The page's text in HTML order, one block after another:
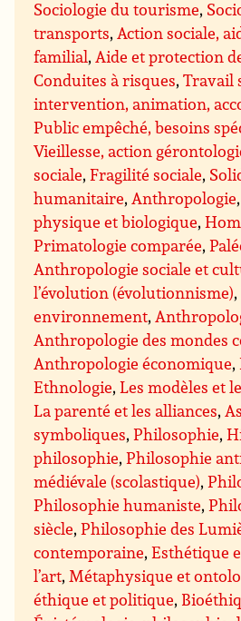
Sociologie du tourisme,
transports, Action sociale,
familial, Aide et protection
Conduites à risques,Travail
intervention, animation,
Public empêché, besoins
Vieillesse, action
sociale,Fragilité sociale,
humanitaire, Anthropologie,
physique et biologique,
Primatologie comparée,
Anthropologie sociale et
l’évolution (évolutionnisme),
environnement,
Anthropologie des mondes
Anthropologie économique,
Ethnologie,Les modèles et
La parenté et les alliances,
symboliques,Philosophie,
philosophie,Philosophie
médiévale (scolastique),
Philosophie humaniste,
siècle,Philosophie des
contemporaine,Esthétique
l’art, Métaphysique et
éthique et politique,